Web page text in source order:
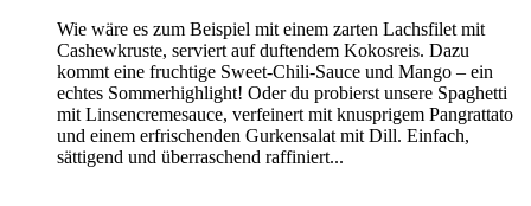
Wie wäre es zum Beispiel mit einem zarten Lachsfilet mit
Cashewkruste, serviert auf duftendem Kokosreis. Dazu
kommt eine fruchtige Sweet-Chili-Sauce und Mango – ein
echtes Sommerhighlight! Oder du probierst unsere Spaghetti
mit Linsencremesauce, verfeinert mit knusprigem Pangrattato
und einem erfrischenden Gurkensalat mit Dill. Einfach,
sättigend und überraschend raffiniert...